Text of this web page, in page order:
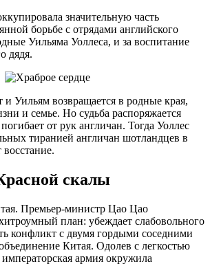
значительную часть
борьбе с отрядами английского
Уильяма Уоллеса, и за воспитание
дядя.
и Уильям возвращается в родные края,
и семье. Но судьба распоряжается
от рук англичан. Тогда Уоллес
тиранией англичан шотландцев в
скалы
Премьер-министр Цао Цао
план: убеждает слабовольного
конфликт с двумя гордыми соседними
Китая. Одолев с легкостью
армия окружила